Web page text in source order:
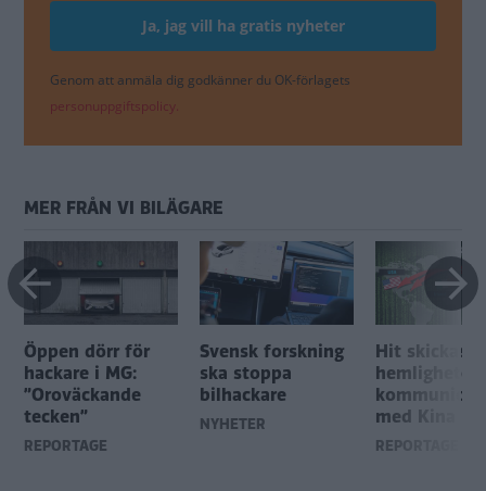
Genom att anmäla dig godkänner du OK-förlagets
personuppgiftspolicy.
MER FRÅN VI BILÄGARE
Öppen dörr för
hackare i MG:
”Oroväckande
tecken”
REPORTAGE
Svensk forskning
ska stoppa
bilhackare
NYHETER
Hit skickas
hemligheter:
med Kina
REPORTAGE